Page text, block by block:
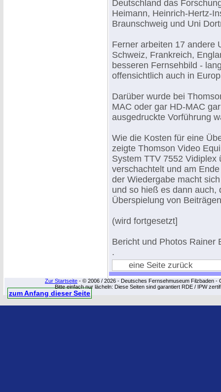
Deutschland das
Heimann, Heinrich-Hertz-
Braunschweig und Uni
Ferner arbeiten 17 andere
Schweiz, Frankreich,
besseren Fernsehbild -
offensichtlich auch in
Darüber wurde bei
MAC oder gar HD-MAC
ausgedruckte Vorführung
Wie die Kosten für eine
zeigte Thomson Video
System TTV 7552 Vidiplex
verschachtelt und am
der Wiedergabe macht
und so hieß es dann auch,
Überspielung von
(wird fortgesetzt]
Bericht und Photos Rainer
.
eine Seite zurück
Zur Startseite - © 2006 / 2026 - Deutsches Fernsehmuseum Filzbaden -
Bitte einfach nur lächeln: Diese Seiten sind garantiert RDE / IPW
zum Anfang dieser Seite